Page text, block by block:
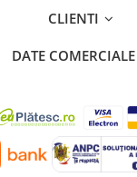
in pardoseala
Baie
CLIENTI
DATE COMERCIALE